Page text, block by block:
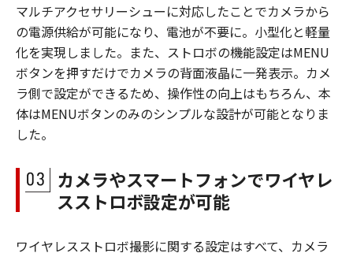
マルチアクセサリーシューに対応したことでカメラから
の電源供給が可能になり、電池が不要に。小型化と軽量
化を実現しました。また、ストロボの機能設定はMENU
ボタンを押すだけでカメラの背面液晶に一発表示。カメ
ラ側で設定ができるため、操作性の向上はもちろん、本
体はMENUボタンのみのシンプルな設計が可能となりま
した。
カメラやスマートフォンでワイヤレ
スストロボ設定が可能
ワイヤレスストロボ撮影に関する設定はすべて、カメラ